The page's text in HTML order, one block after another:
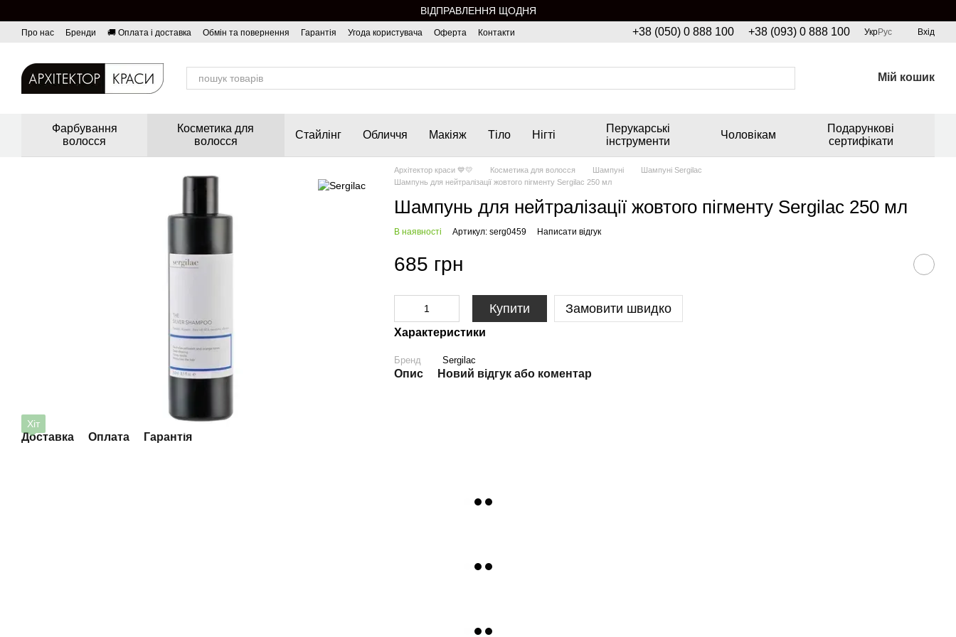
ВІДПРАВЛЕННЯ ЩОДНЯ
Про нас Бренди 🚚 Оплата і доставка Обмін та повернення Гарантія Угода користувача Оферта Контакти +38 (050) 0 888 100 +38 (093) 0 888 100 УкрРус Вхід
Мій кошик
Фарбування
волосся
Косметика для
волосся
Стайлінг Обличчя Макіяж Тіло Нігті
Перукарські
інструменти
Чоловікам
Подарункові
сертифікати
Хіт
Доставка Оплата Гарантія
Архітектор краси 💙💛 Косметика для волосся Шампуні
Шампуні Sergilac
Шампунь для нейтралізації жовтого пігменту Sergilac 250 мл
Шампунь для нейтралізації жовтого пігменту Sergilac 250 мл
В наявності Артикул: serg0459 Написати відгук
685 грн
Купити Замовити швидко
Характеристики
Бренд Sergilac
Опис Новий відгук або коментар